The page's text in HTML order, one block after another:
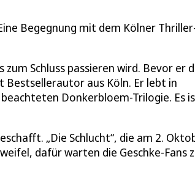
Begegnung mit dem Kölner
zum Schluss passieren wird. Bevor er
aus Köln. Er lebt in
Donkerbloem-Trilogie. Es
„Die Schlucht“, die am 2.
dafür warten die Geschke-Fans